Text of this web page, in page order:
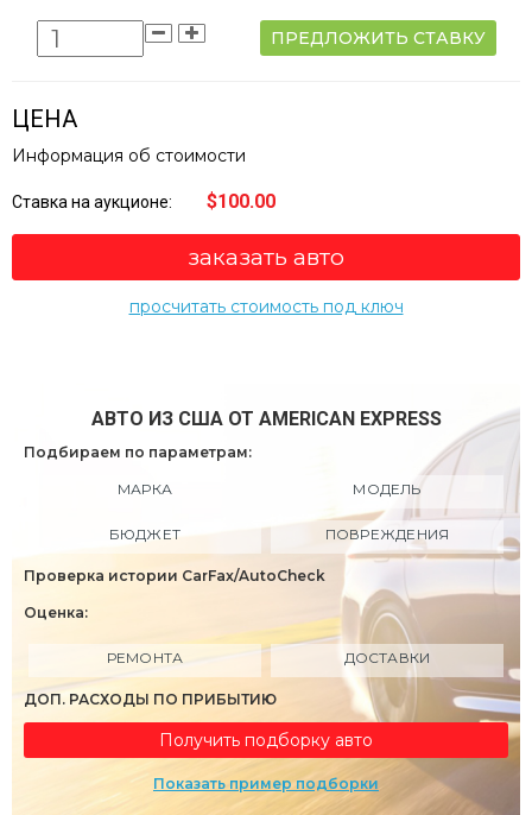
ПРЕДЛОЖИТЬ СТАВКУ
ЦЕНА
Информация об стоимости
Ставка на аукционе: $100.00
заказать авто
просчитать стоимость под ключ
АВТО ИЗ США ОТ AMERICAN EXPRESS
Подбираем по параметрам:
МАРКА МОДЕЛЬ
БЮДЖЕТ ПОВРЕЖДЕНИЯ
Проверка истории CarFax/AutoCheck
Оценка:
РЕМОНТА ДОСТАВКИ
ДОП. РАСХОДЫ ПО ПРИБЫТИЮ
Получить подборку авто
Показать пример подборки